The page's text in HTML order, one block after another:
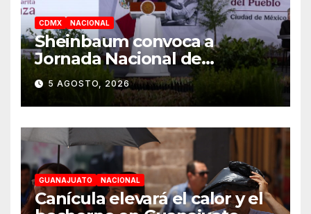
CDMX NACIONAL
Sheinbaum convoca a
Jornada Nacional de
Reforestación el 9 de agosto
5 AGOSTO, 2026
GUANAJUATO NACIONAL
Canícula elevará el calor y el